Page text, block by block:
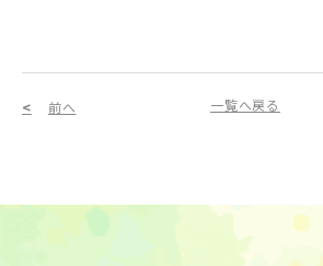
前へ 一覧へ戻る